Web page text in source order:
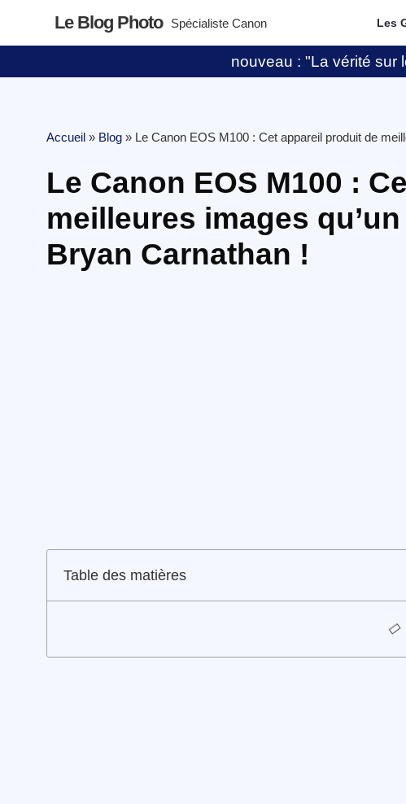
Le Blog Photo Spécialiste Canon Les
nouveau : "La vérité sur
Accueil » Blog » Le Canon EOS M100 : Cet appareil produit de
Le Canon EOS M100 :
meilleures images
Bryan Carnathan !
Table des matières